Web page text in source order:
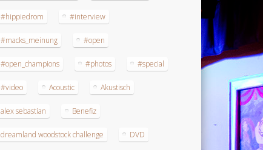
#hippiedrom #interview
#macks_meinung #open
#open_champions #photos #special
#video Acoustic Akustisch
alex sebastian Benefiz
dreamland woodstock challenge DVD